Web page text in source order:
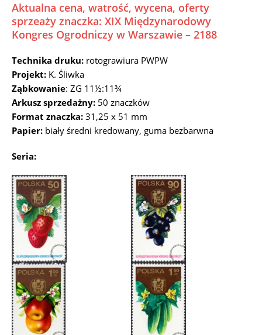
Aktualna cena, watrość, wycena, oferty
sprzeaży znaczka: XIX Międzynarodowy
Kongres Ogrodniczy w Warszawie – 2188
Technika druku: rotograwiura PWPW
Projekt: K. Śliwka
Ząbkowanie: ZG 11½:11¾
Arkusz sprzedażny: 50 znaczków
Format znaczka: 31,25 x 51 mm
Papier: biały średni kredowany, guma bezbarwna
Seria: